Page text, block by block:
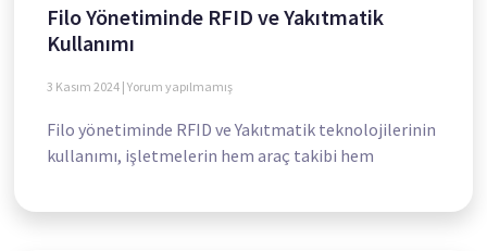
Filo Yönetiminde RFID ve Yakıtmatik
Kullanımı
3 Kasım 2024 Yorum yapılmamış
Filo yönetiminde RFID ve Yakıtmatik teknolojilerinin
kullanımı, işletmelerin hem araç takibi hem